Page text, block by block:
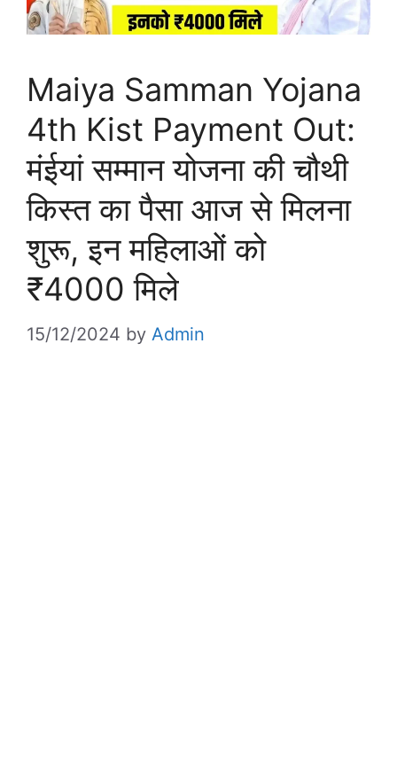
Maiya Samman Yojana
4th Kist Payment Out:
मंईयां सम्मान योजना की चौथी
किस्त का पैसा आज से मिलना
शुरू, इन महिलाओं को
₹4000 मिले
15/12/2024 by Admin